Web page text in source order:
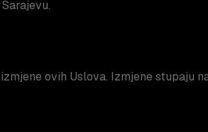
ovih Uslova. Izmjene stupaju